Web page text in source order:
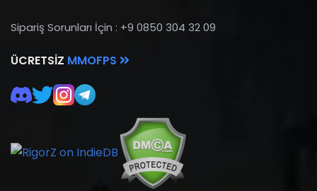
Sipariş Sorunları İçin : +9 0850 304 32 09
ÜCRETSIZ MMOFPS